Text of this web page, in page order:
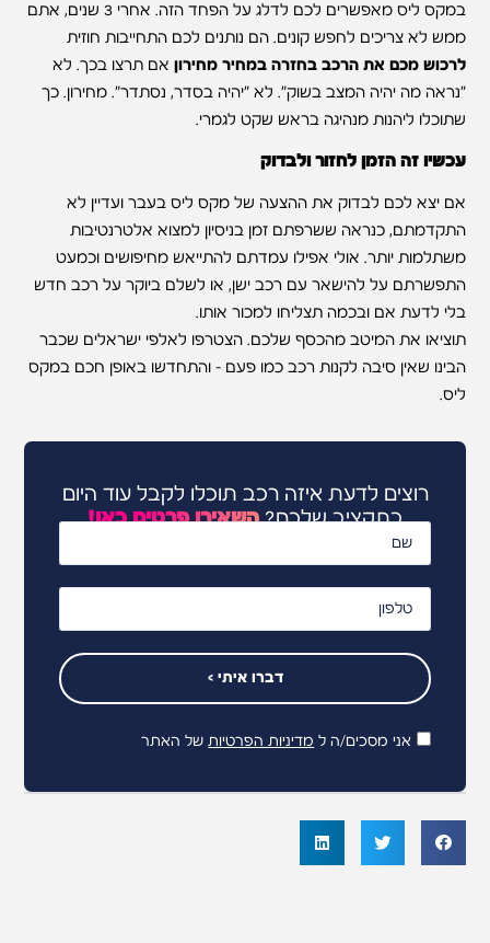
במקס ליס מאפשרים לכם לדלג על הפחד הזה. אחרי 3 שנים, אתם
ממש לא צריכים לחפש קונים. הם נותנים לכם התחייבות חוזית
לרכוש מכם את הרכב בחזרה במחיר מחירון אם תרצו בכך. לא
"נראה מה יהיה המצב בשוק". לא "יהיה בסדר, נסתדר". מחירון. כך
שתוכלו ליהנות מנהיגה בראש שקט לגמרי.
עכשיו זה הזמן לחזור ולבדוק
אם יצא לכם לבדוק את ההצעה של מקס ליס בעבר ועדיין לא
התקדמתם, כנראה ששרפתם זמן בניסיון למצוא אלטרנטיבות
משתלמות יותר. אולי אפילו עמדתם להתייאש מחיפושים וכמעט
התפשרתם על להישאר עם רכב ישן, או לשלם ביוקר על רכב חדש
בלי לדעת אם ובכמה תצליחו למכור אותו.
תוציאו את המיטב מהכסף שלכם. הצטרפו לאלפי ישראלים שכבר
הבינו שאין סיבה לקנות רכב כמו פעם – והתחדשו באופן חכם במקס
ליס.
רוצים לדעת איזה רכב תוכלו לקבל עוד היום
בתקציב שלכם?השאירו פרטים כאן!
אני מסכים/ה ל מדיניות הפרטיות של האתר
דברו איתי >